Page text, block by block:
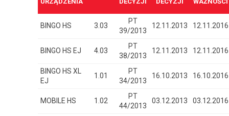
BINGO HS 3.03
PT
39/2013
12.11.2013 12.11.2016
BINGO HS EJ 4.03
PT
38/2013
12.11.2013 12.11.2016
BINGO HS XL
EJ
1.01
PT
34/2013
16.10.2013 16.10.2016
MOBILE HS 1.02
PT
44/2013
03.12.2013 03.12.2016